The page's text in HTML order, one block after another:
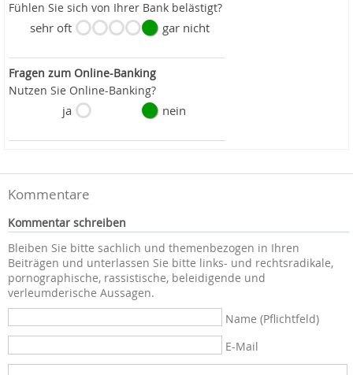
Fühlen Sie sich von Ihrer Bank belästigt?
sehr oft gar nicht
Fragen zum Online-Banking
Nutzen Sie Online-Banking?
ja nein
Kommentare
Kommentar schreiben
Bleiben Sie bitte sachlich und themenbezogen in Ihren
Beiträgen und unterlassen Sie bitte links- und rechtsradikale,
pornographische, rassistische, beleidigende und
verleumderische Aussagen.
Name (Pflichtfeld)
E-Mail